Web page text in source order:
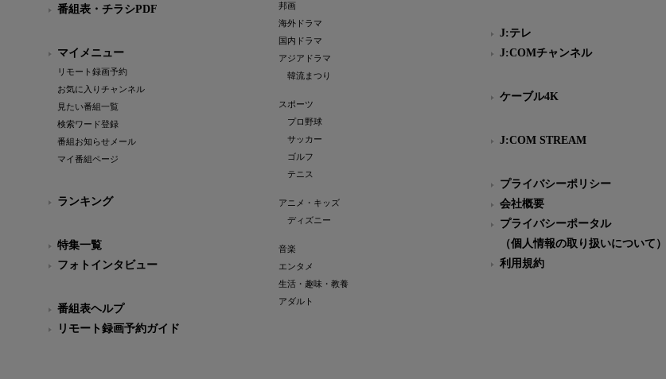
番組表・チラシPDF
マイメニュー
リモート録画予約
お気に入りチャンネル
見たい番組一覧
検索ワード登録
番組お知らせメール
マイ番組ページ
ランキング
特集一覧
フォトインタビュー
番組表ヘルプ
リモート録画予約ガイド
邦画
海外ドラマ
国内ドラマ
アジアドラマ
韓流まつり
スポーツ
プロ野球
サッカー
ゴルフ
テニス
アニメ・キッズ
ディズニー
音楽
エンタメ
生活・趣味・教養
アダルト
J:テレ
J:COMチャンネル
ケーブル4K
J:COM STREAM
プライバシーポリシー
会社概要
プライバシーポータル
（個人情報の取り扱いについて）
利用規約